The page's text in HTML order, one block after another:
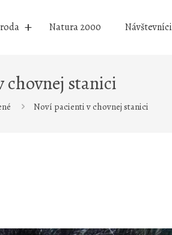
Natura 2000 Návštevníci
chovnej stanici
Noví pacienti v chovnej stanici